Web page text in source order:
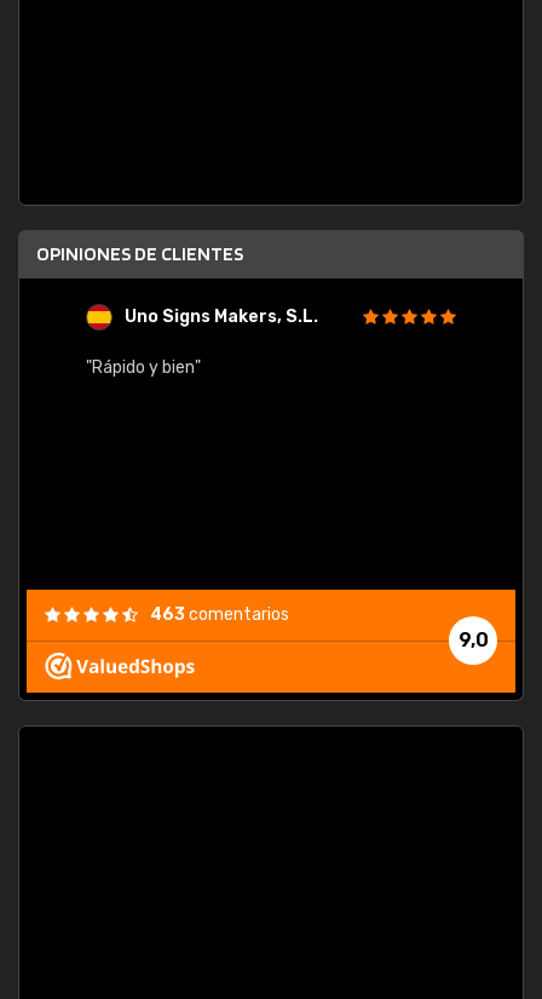
OPINIONES DE CLIENTES
Uno Signs Makers, S.L.
"Rápido y bien"
9,0
463comentarios